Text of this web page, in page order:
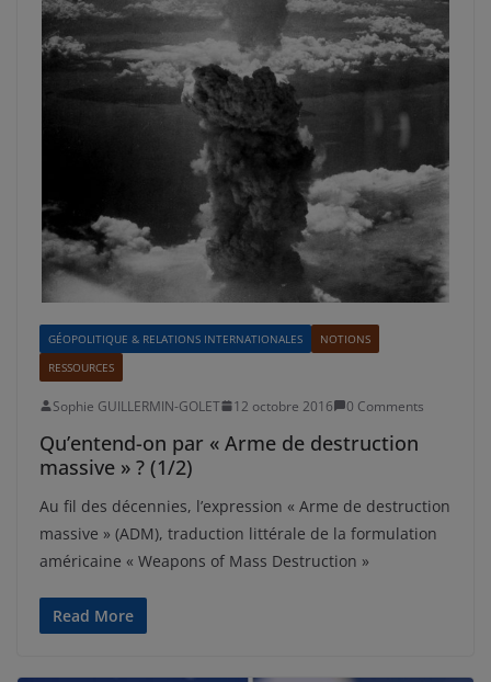
GÉOPOLITIQUE & RELATIONS INTERNATIONALES
NOTIONS
RESSOURCES
Sophie GUILLERMIN-GOLET 12 octobre 2016 0 Comments
Qu’entend-on par « Arme de destruction
massive » ? (1/2)
Au fil des décennies, l’expression « Arme de destruction
massive » (ADM), traduction littérale de la formulation
américaine « Weapons of Mass Destruction »
Read More